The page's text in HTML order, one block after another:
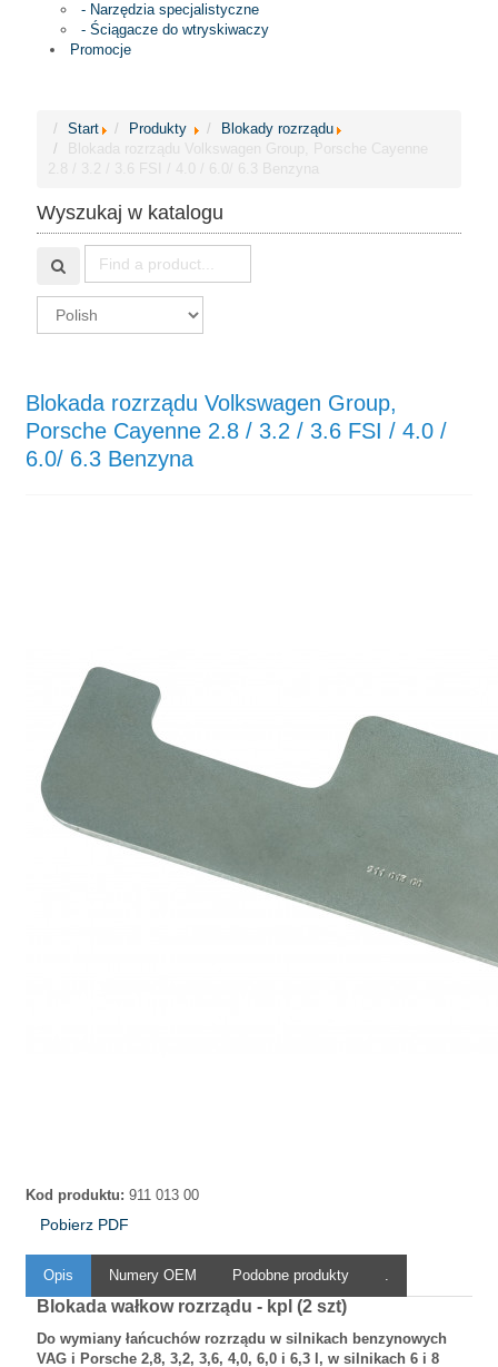
- Narzędzia specjalistyczne
- Ściągacze do wtryskiwaczy
Promocje
Start Produkty
Blokady rozrządu
Blokada rozrządu Volkswagen Group, Porsche Cayenne
2.8 / 3.2 / 3.6 FSI / 4.0 / 6.0/ 6.3 Benzyna
Wyszukaj w katalogu
Blokada rozrządu Volkswagen Group,
Porsche Cayenne 2.8 / 3.2 / 3.6 FSI / 4.0 /
6.0/ 6.3 Benzyna
Kod produktu: 911 013 00
Pobierz PDF
Opis Numery OEM Podobne produkty
Blokada wałkow rozrządu - kpl (2 szt)
Do wymiany łańcuchów rozrządu w silnikach benzynowych
VAG i Porsche 2,8, 3,2, 3,6, 4,0, 6,0 i 6,3 l, w silnikach 6 i 8